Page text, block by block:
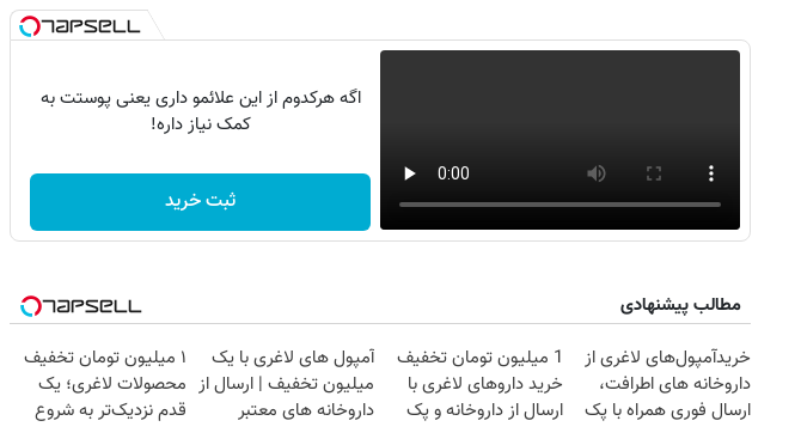
اگه هرکدوم از این علائمو داری یعنی پوستت به
کمک نیاز داره!
ثبت خرید
مطالب پیشنهادی
خریدآمپول‌های لاغری از
داروخانه های اطرافت،
ارسال فوری همراه با پک
1 میلیون تومان تخفیف
خرید داروهای لاغری با
ارسال از داروخانه و پک
آمپول های لاغری با یک
میلیون تخفیف | ارسال از
داروخانه های معتبر
۱ میلیون تومان تخفیف
محصولات لاغری؛ یک
قدم نزدیک‌تر به شروع
روزنامه‌های صبح شنبه ۱۷ مرداد ۱۴۰۵ روزنامه‌های اقتصادی شنبه ۱۷ مرداد ۱۴۰۵